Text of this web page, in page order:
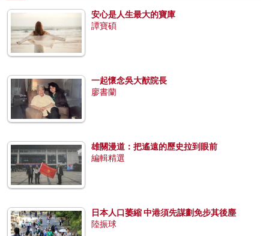
安心是人生最大的寶庫
譚寶碩
一起懷念吳大猷院長
廖書蘭
雄關漫道：把遙遠的歷史拉到眼前
編輯精選
日本人口萎縮 中港須先謀劃免步其後塵
陸振球